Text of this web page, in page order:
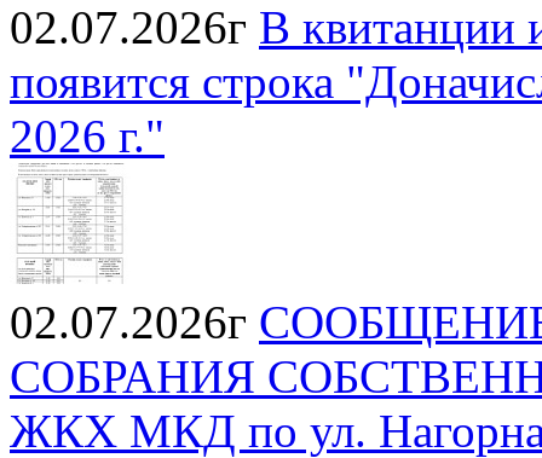
02.07.2026г В квитанции
появится строка
2026 г."
02.07.2026г
СОБРАНИЯ
ЖКХ МКД по ул.